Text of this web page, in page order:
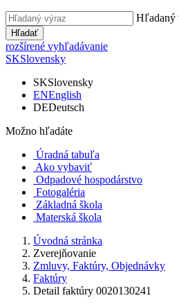
Hľadaný
Hľadať
rozšírené vyhľadávanie
SKSlovensky
SKSlovensky
ENEnglish
DEDeutsch
Možno hľadáte
Úradná tabuľa
Ako vybaviť
Odpadové hospodárstvo
Fotogaléria
Základná škola
Materská škola
Úvodná stránka
Zverejňovanie
Zmluvy, Faktúry, Objednávky
Faktúry
Detail faktúry 0020130241